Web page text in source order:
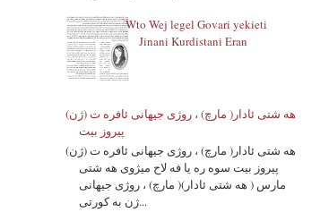
Wto Wej legel Govari yekieti
Jinani Kurdistani Eran
هه شتی ئادار( مارچ) ، روژی جیهانی ئافره ت (ژن)
پیروز بیت
هه شتی ئادار( مارچ) ، روژی جیهانی ئافره ت (ژن)
پیروز بیت سوه ره یا فه لاح میژوی هه شتی
مارس ( هه شتی ئادار)( مارچ) ، روژی جیهانی
ژن به کورتی...